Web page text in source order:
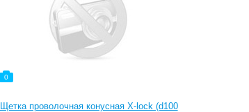
0
Щетка проволочная конусная X-lock (d100